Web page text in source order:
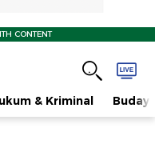
CONTENT
& Kriminal